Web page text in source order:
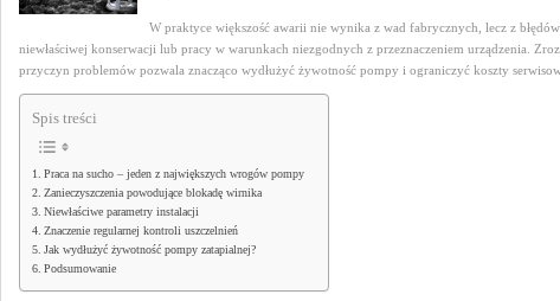
W praktyce większość awarii nie wynika z wad fabrycznych, lecz z
niewłaściwej konserwacji lub pracy w warunkach niezgodnych z przeznaczeniem urządzenia.
przyczyn problemów pozwala znacząco wydłużyć żywotność pompy i ograniczyć koszty
Spis treści
Praca na sucho – jeden z największych wrogów pompy
Zanieczyszczenia powodujące blokadę wirnika
Niewłaściwe parametry instalacji
Znaczenie regularnej kontroli uszczelnień
Jak wydłużyć żywotność pompy zatapialnej?
Podsumowanie